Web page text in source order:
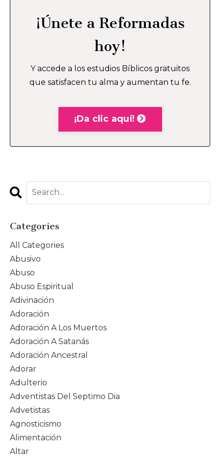
¡Únete a Reformadas
hoy!
Y accede a los estudios Bíblicos gratuitos
que satisfacen tu alma y aumentan tu fe.
¡Da clic aquí!
Categories
All Categories
Abusivo
Abuso
Abuso Espiritual
Adivinación
Adoración
Adoración A Los Muertos
Adoración A Satanás
Adoración Ancestral
Adorar
Adulterio
Adventistas Del Septimo Dia
Advetistas
Agnosticismo
Alimentación
Altar